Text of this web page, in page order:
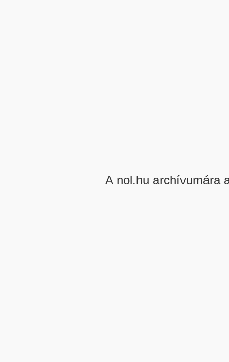
A nol.hu archívumára